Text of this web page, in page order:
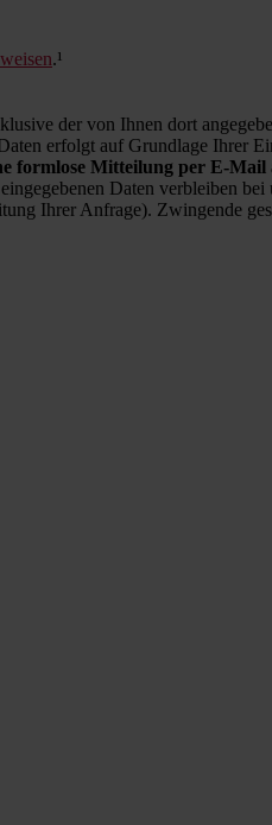
.¹
der von Ihnen dort
erfolgt auf Grundlage Ihrer
formlose Mitteilung per E-Mail
Daten verbleiben bei
Ihrer Anfrage). Zwingende